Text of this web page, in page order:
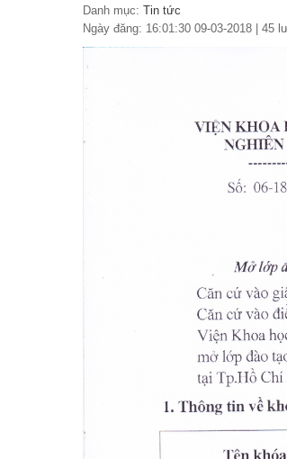
Danh mục: Tin tức
Ngày đăng: 16:01:30 09-03-2018 | 45